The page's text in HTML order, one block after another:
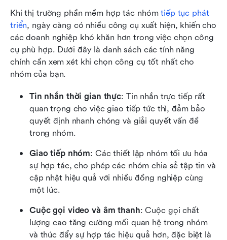
Khi thị trường phần mềm hợp tác nhóm tiếp tục phát
triển, ngày càng có nhiều công cụ xuất hiện, khiến cho
các doanh nghiệp khó khăn hơn trong việc chọn công
cụ phù hợp. Dưới đây là danh sách các tính năng
chính cần xem xét khi chọn công cụ tốt nhất cho
nhóm của bạn.
Tin nhắn thời gian thực: Tin nhắn trực tiếp rất
quan trọng cho việc giao tiếp tức thì, đảm bảo
quyết định nhanh chóng và giải quyết vấn đề
trong nhóm.
Giao tiếp nhóm: Các thiết lập nhóm tối ưu hóa
sự hợp tác, cho phép các nhóm chia sẻ tập tin và
cập nhật hiệu quả với nhiều đồng nghiệp cùng
một lúc.
Cuộc gọi video và âm thanh: Cuộc gọi chất
lượng cao tăng cường mối quan hệ trong nhóm
và thúc đẩy sự hợp tác hiệu quả hơn, đặc biệt là